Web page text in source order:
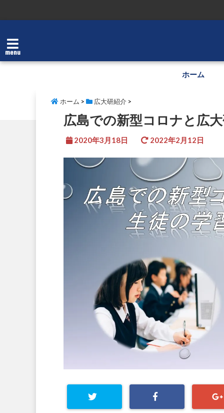
menu
ホーム
ホーム > 広大研紹介 >
広島での新型コロナと広
2020年3月18日 2022年2月12日